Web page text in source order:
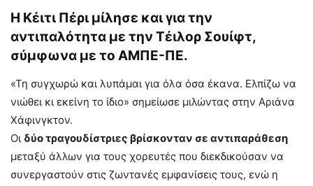
Η Κέιτι Πέρι μίλησε και για την
αντιπαλότητα με την Τέιλορ Σουίφτ,
σύμφωνα με το ΑΜΠΕ-ΠΕ.
«Τη συγχωρώ και λυπάμαι για όλα όσα έκανα. Ελπίζω να
νιώθει κι εκείνη το ίδιο» σημείωσε μιλώντας στην Αριάνα
Χάφινγκτον.
Οι δύο τραγουδίστριες βρίσκονταν σε αντιπαράθεση
μεταξύ άλλων για τους χορευτές που διεκδικούσαν να
συνεργαστούν στις ζωντανές εμφανίσεις τους, ενώ η